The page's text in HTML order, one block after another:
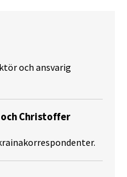
och ansvarig
och Christoffer